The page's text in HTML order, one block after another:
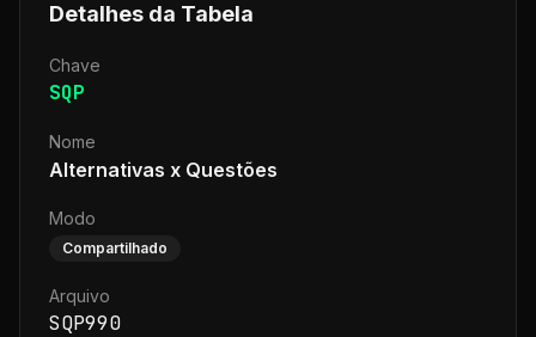
Detalhes da Tabela
Chave
SQP
Nome
Alternativas x Questões
Modo
Compartilhado
Arquivo
SQP990